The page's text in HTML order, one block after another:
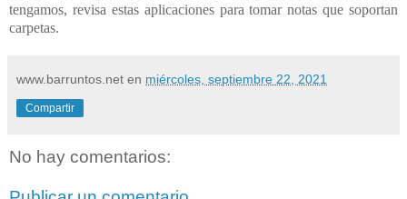
tengamos, revisa estas aplicaciones para tomar notas que soportan
carpetas.
www.barruntos.net en miércoles, septiembre 22, 2021
Compartir
No hay comentarios: